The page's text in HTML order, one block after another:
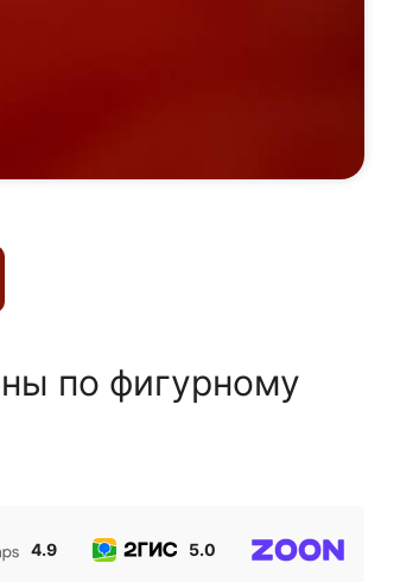
по фигурному
4.9 5.0